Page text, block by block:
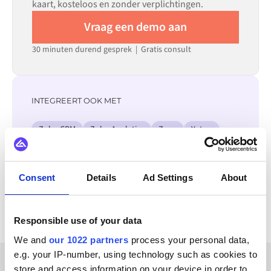
Consent Details Ad Settings About
Responsible use of your data
We and our 1022 partners process your personal data,
e.g. your IP-number, using technology such as cookies to
store and access information on your device in order to
kaart, kosteloos en zonder verplichtingen.
Vraag een demo aan
30 minuten durend gesprek | Gratis consult
INTEGREERT OOK MET
Zoho CRM Zoho Analytics Zoey
Yotpo
Bekijk alle monday.com integraties